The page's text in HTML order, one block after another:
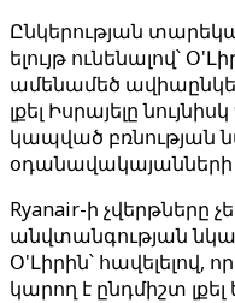
Ընկերության
ելույթ ունենալով՝
ամենամեծ
լքել Իսրայելը
կապված բռնության
օդանավակայանների
Ryanair-ի չվերթները
անվտանգության
Օ'Լիրին՝ հավելելով,
կարող է ընդմիշտ